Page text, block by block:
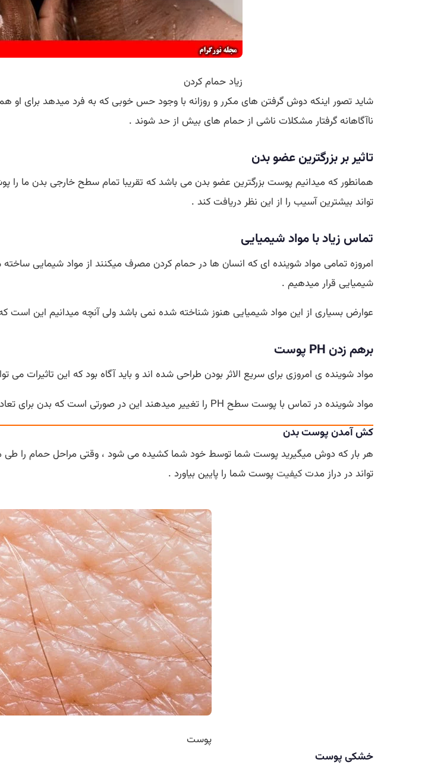
زیاد حمام کردن
شاید تصور اینکه دوش گرفتن های مکرر و روزانه با وجود حس خوبی که به فرد میدهد برای
ناآگاهانه گرفتار مشکلات ناشی از حمام های بیش از حد شوند .
تاثیر بر بزرگترین عضو بدن
همانطور که میدانیم پوست بزرگترین عضو بدن می باشد که تقریبا تمام سطح خارجی بدن ما
تواند بیشترین آسیب را از این نظر دریافت کند .
تماس زیاد با مواد شیمیایی
امروزه تمامی مواد شوینده ای که انسان ها در حمام کردن مصرف میکنند از مواد شیمایی
شیمیایی قرار میدهیم .
عوارض بسیاری از این مواد شیمیایی هنوز شناخته شده نمی باشد ولی آنچه میدانیم این است که
برهم زدن PH پوست
مواد شوینده ی امروزی برای سریع الاثر بودن طراحی شده اند و باید آگاه بود که این تاثیرات
مواد شوینده در تماس با پوست سطح PH را تغییر میدهند این در صورتی است که بدن برای تعادل PH پوست
کش آمدن پوست بدن
هر بار که دوش میگیرید پوست شما توسط خود شما کشیده می شود ، وقتی مراحل حمام را
تواند در دراز مدتکیفیتپوست شما را پایین بیاورد .
پوست
خشکی پوست